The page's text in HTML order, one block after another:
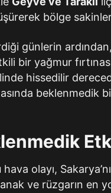
bölge
günlerin
bir yağmur
hissedilir
beklenmedik
olayı,
ve rüzgarın en